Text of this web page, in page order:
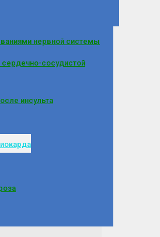
нервной системы
сердечно-сосудистой
инсульта